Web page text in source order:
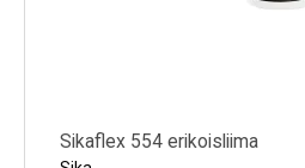
Sikaflex 554 erikoisliima